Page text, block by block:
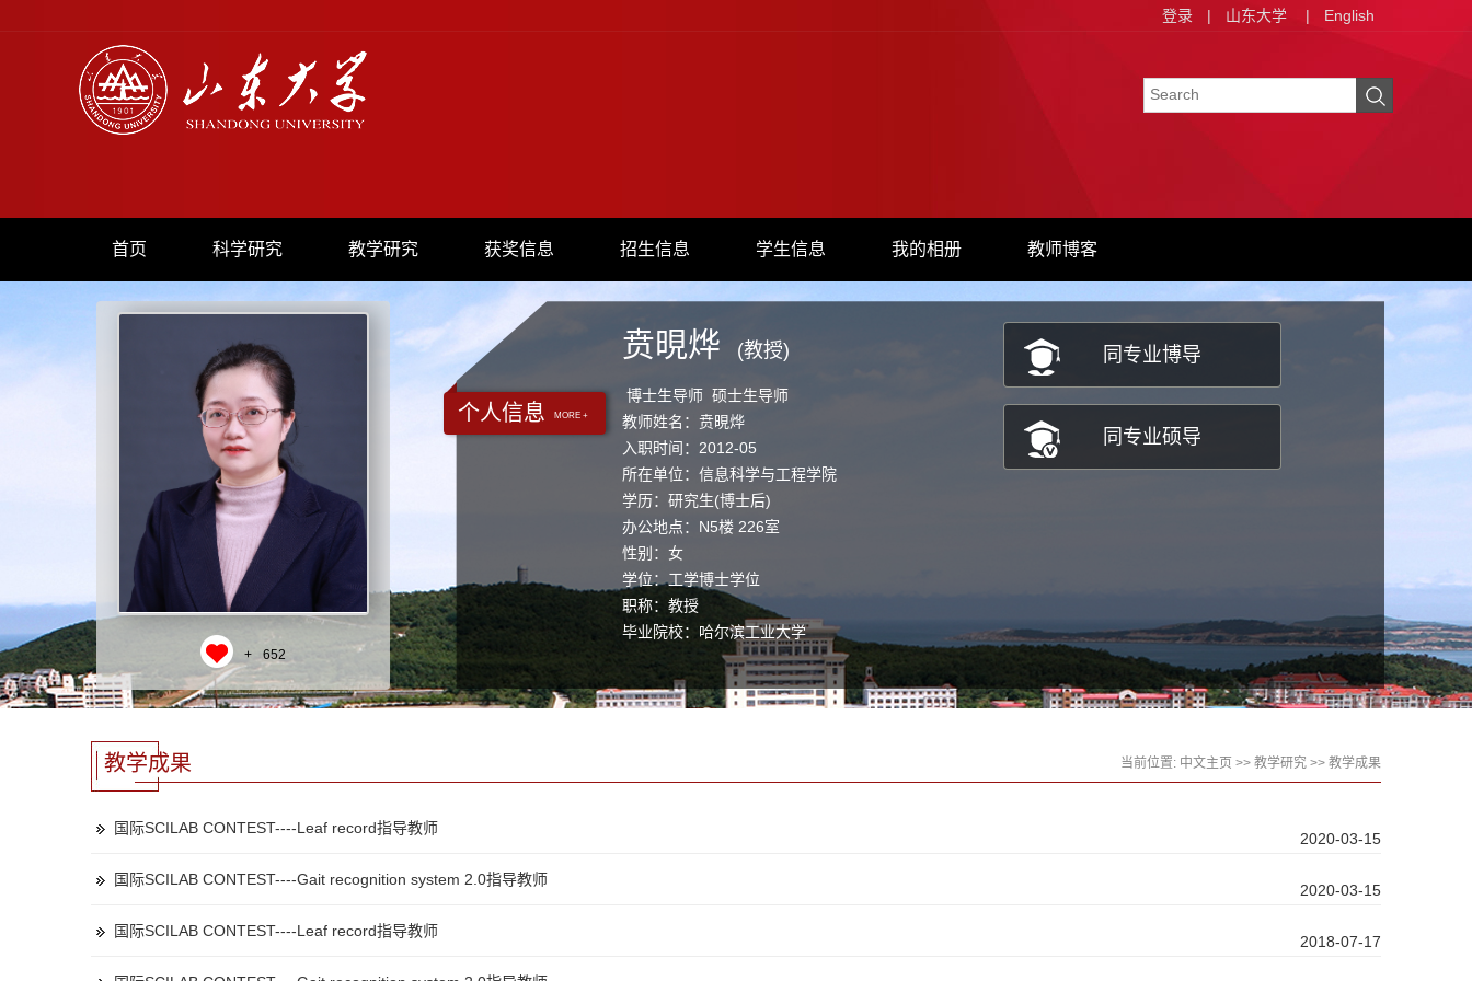
登录 | 山东大学 | English
首页 科学研究 教学研究 获奖信息 招生信息 学生信息 我的相册 教师博客
+ 652
个人信息 MORE +
贲晛烨 (教授)
博士生导师 硕士生导师
教师姓名：贲晛烨
入职时间：2012-05
所在单位：信息科学与工程学院
学历：研究生(博士后)
办公地点：N5楼 226室
性别：女
学位：工学博士学位
职称：教授
毕业院校：哈尔滨工业大学
学科：信号与信息处理
同专业博导
同专业硕导
教学成果 当前位置: 中文主页 >> 教学研究 >> 教学成果
国际SCILAB CONTEST----Leaf record指导教师
2020-03-15
国际SCILAB CONTEST----Gait recognition system 2.0指导教师
2020-03-15
国际SCILAB CONTEST----Leaf record指导教师
2018-07-17